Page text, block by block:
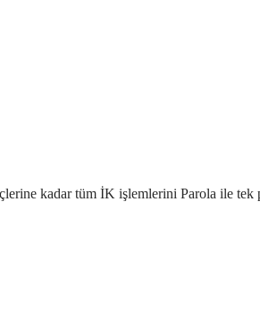
kadar tüm İK işlemlerini Parola ile